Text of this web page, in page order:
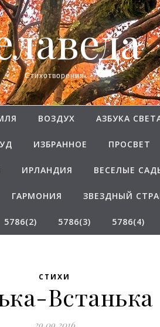
Стихотворения
ВОЗДУХ АЗБУКА
ИЗБРАННОЕ ПРОСВЕТ
ИРЛАНДИЯ ВЕСЕЛЫЕ
ГАРМОНИЯ ЗВЕЗДНЫЙ
5786(2) 5786(3) 5786(4)
СТИХИ
Встанька
29.09.2016